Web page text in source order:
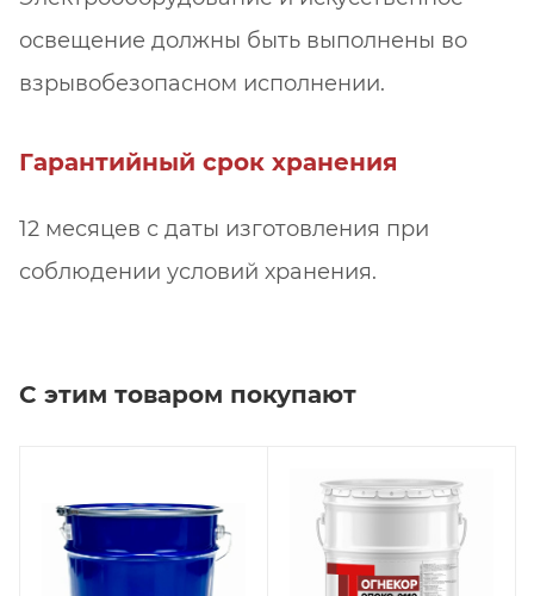
освещение должны быть выполнены во
взрывобезопасном исполнении.
Гарантийный срок хранения
12 месяцев с даты изготовления при
соблюдении условий хранения.
С этим товаром покупают